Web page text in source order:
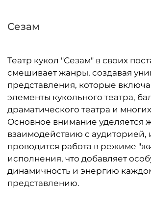
Сезам
Театр кукол "Сезам" в своих
смешивает жанры, создавая
представления, которые
элементы кукольного театра,
драматического театра и
Основное внимание уделяется
взаимодействию с аудиторией,
проводится работа в режиме
исполнения, что добавляет
динамичность и энергию
представлению.